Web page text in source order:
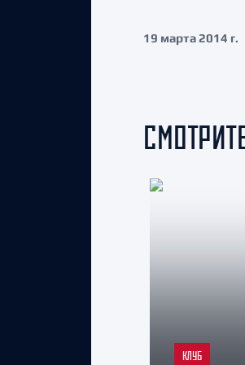
19 марта 2014 г.
КЛУБ